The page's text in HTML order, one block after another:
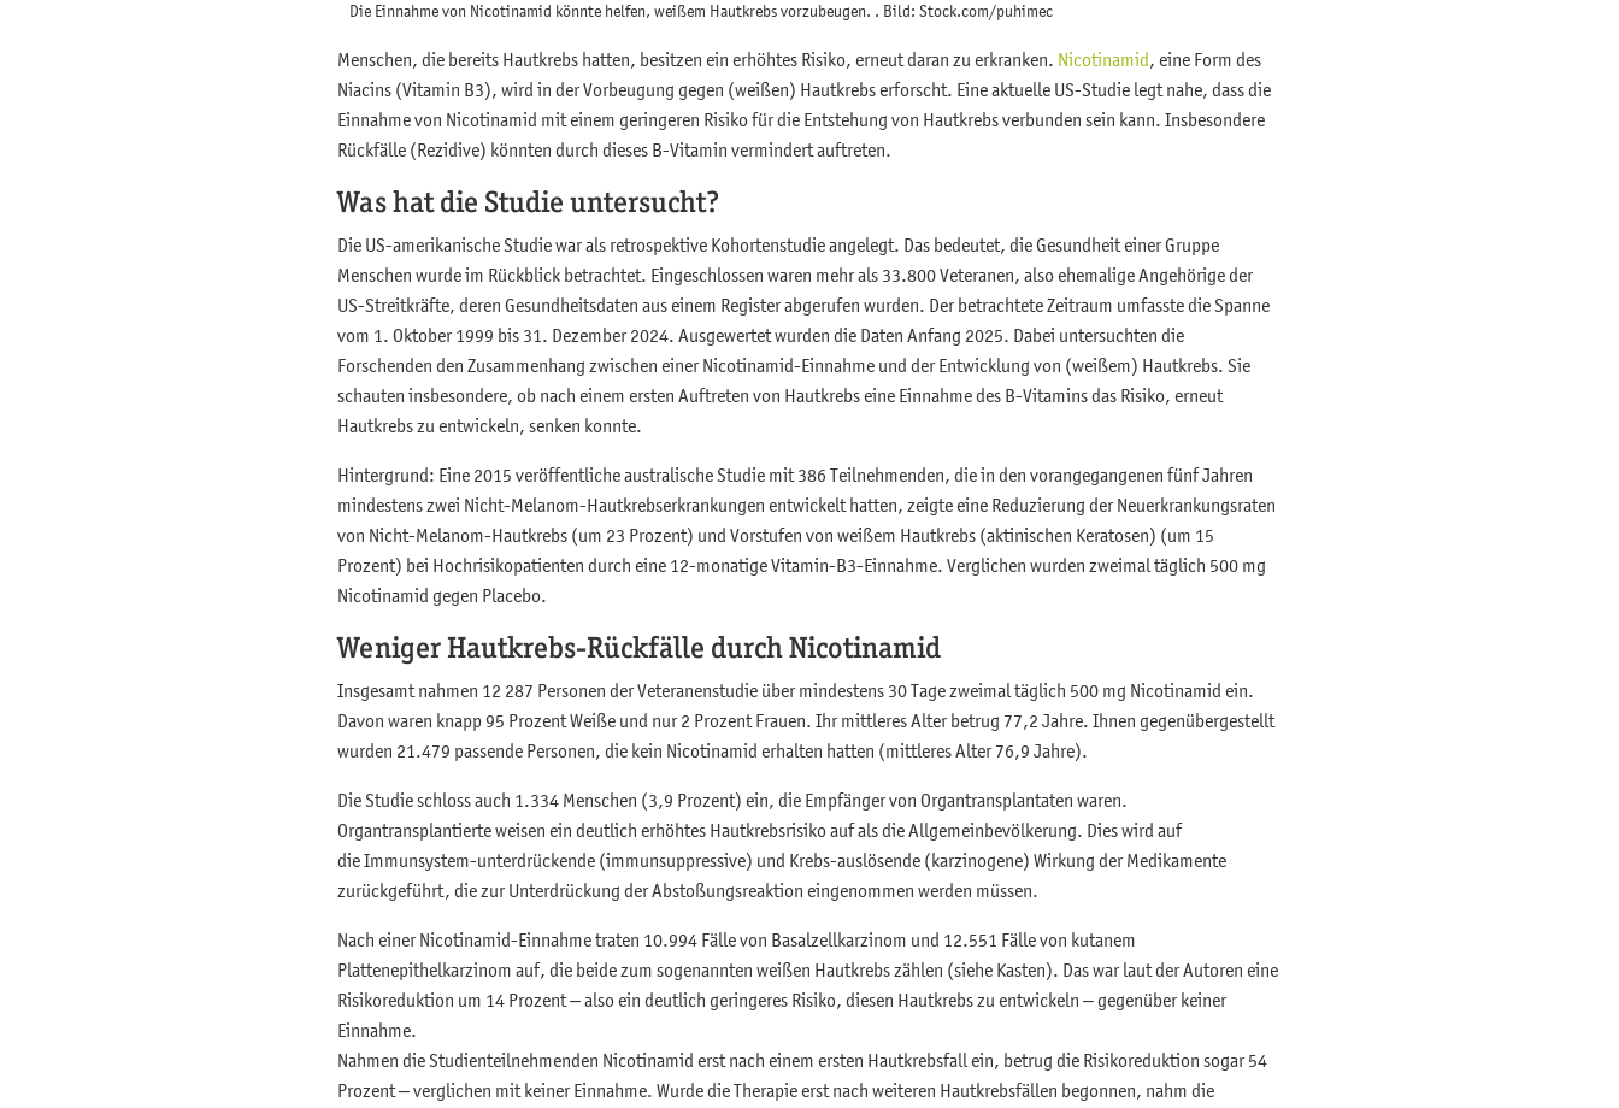
Die Einnahme von Nicotinamid könnte helfen, weißem Hautkrebs vorzubeugen. . Bild: Stock.com/puhimec
Menschen, die bereits Hautkrebs hatten, besitzen ein erhöhtes Risiko, erneut daran zu erkranken. Nicotinamid, eine Form des
Niacins (Vitamin B3), wird in der Vorbeugung gegen (weißen) Hautkrebs erforscht. Eine aktuelle US-Studie legt nahe, dass die
Einnahme von Nicotinamid mit einem geringeren Risiko für die Entstehung von Hautkrebs verbunden sein kann. Insbesondere
Rückfälle (Rezidive) könnten durch dieses B-Vitamin vermindert auftreten.
Was hat die Studie untersucht?
Die US-amerikanische Studie war als retrospektive Kohortenstudie angelegt. Das bedeutet, die Gesundheit einer Gruppe
Menschen wurde im Rückblick betrachtet. Eingeschlossen waren mehr als 33.800 Veteranen, also ehemalige Angehörige der
US-Streitkräfte, deren Gesundheitsdaten aus einem Register abgerufen wurden. Der betrachtete Zeitraum umfasste die Spanne
vom 1. Oktober 1999 bis 31. Dezember 2024. Ausgewertet wurden die Daten Anfang 2025. Dabei untersuchten die
Forschenden den Zusammenhang zwischen einer Nicotinamid-Einnahme und der Entwicklung von (weißem) Hautkrebs. Sie
schauten insbesondere, ob nach einem ersten Auftreten von Hautkrebs eine Einnahme des B-Vitamins das Risiko, erneut
Hautkrebs zu entwickeln, senken konnte.
Hintergrund: Eine 2015 veröffentliche australische Studie mit 386 Teilnehmenden, die in den vorangegangenen fünf Jahren
mindestens zwei Nicht-Melanom-Hautkrebserkrankungen entwickelt hatten, zeigte eine Reduzierung der Neuerkrankungsraten
von Nicht-Melanom-Hautkrebs (um 23 Prozent) und Vorstufen von weißem Hautkrebs (aktinischen Keratosen) (um 15
Prozent) bei Hochrisikopatienten durch eine 12-monatige Vitamin-B3-Einnahme. Verglichen wurden zweimal täglich 500 mg
Nicotinamid gegen Placebo.
Weniger Hautkrebs-Rückfälle durch Nicotinamid
Insgesamt nahmen 12 287 Personen der Veteranenstudie über mindestens 30 Tage zweimal täglich 500 mg Nicotinamid ein.
Davon waren knapp 95 Prozent Weiße und nur 2 Prozent Frauen. Ihr mittleres Alter betrug 77,2 Jahre. Ihnen gegenübergestellt
wurden 21.479 passende Personen, die kein Nicotinamid erhalten hatten (mittleres Alter 76,9 Jahre).
Die Studie schloss auch 1.334 Menschen (3,9 Prozent) ein, die Empfänger von Organtransplantaten waren.
Organtransplantierte weisen ein deutlich erhöhtes Hautkrebsrisiko auf als die Allgemeinbevölkerung. Dies wird auf
die Immunsystem-unterdrückende (immunsuppressive) und Krebs-auslösende (karzinogene) Wirkung der Medikamente
zurückgeführt, die zur Unterdrückung der Abstoßungsreaktion eingenommen werden müssen.
Nach einer Nicotinamid-Einnahme traten 10.994 Fälle von Basalzellkarzinom und 12.551 Fälle von kutanem
Plattenepithelkarzinom auf, die beide zum sogenannten weißen Hautkrebs zählen (siehe Kasten). Das war laut der Autoren eine
Risikoreduktion um 14 Prozent – also ein deutlich geringeres Risiko, diesen Hautkrebs zu entwickeln – gegenüber keiner
Einnahme.
Nahmen die Studienteilnehmenden Nicotinamid erst nach einem ersten Hautkrebsfall ein, betrug die Risikoreduktion sogar 54
Prozent – verglichen mit keiner Einnahme. Wurde die Therapie erst nach weiteren Hautkrebsfällen begonnen, nahm die